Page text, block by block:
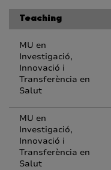
Teaching
MU en
Investigació,
Innovació i
Transferència en
Salut
MU en
Investigació,
Innovació i
Transferència en
Salut